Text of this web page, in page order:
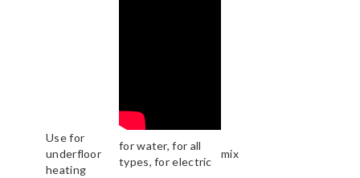
Use for
underfloor
heating
for water, for all
types, for electric
mix